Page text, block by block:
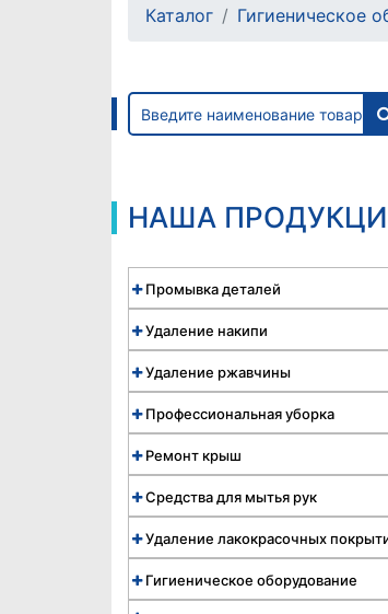
Каталог Гигиеническое
НАША
Промывка деталей
Удаление накипи
Удаление ржавчины
Профессиональная уборка
Ремонт крыш
Средства для мытья рук
Удаление лакокрасочных
Гигиеническое оборудование